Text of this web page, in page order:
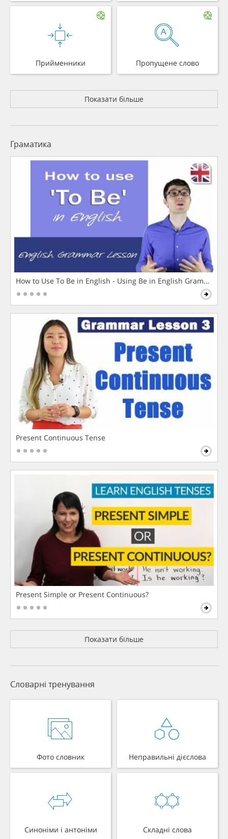
Прийменники Пропущене слово
Показати більше
Граматика
How to Use To Be in English - Using Be in English Grammar
Present Continuous Tense
Present Simple or Present Continuous?
Показати більше
Словарні тренування
Фото словник Неправильні дієслова
Синоніми і антоніми Складні слова